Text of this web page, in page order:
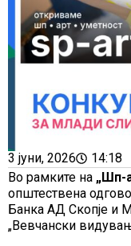
3 јуни, 2026
14:18
Во рамките на „Шп-
општествена
Банка АД Скопје и
„Вевчански